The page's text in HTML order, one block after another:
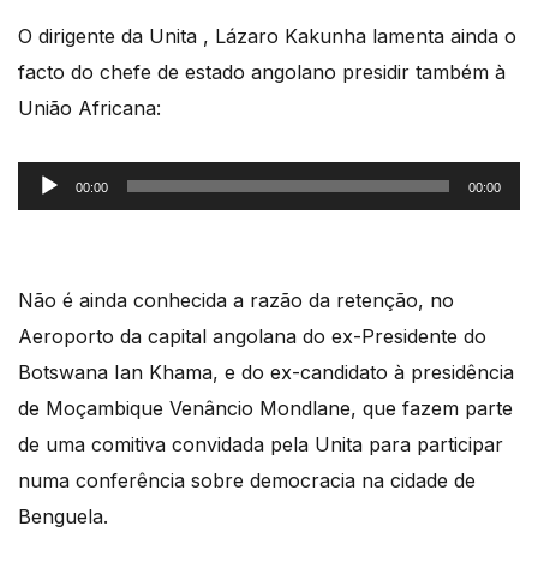
O dirigente da Unita , Lázaro Kakunha lamenta ainda o
facto do chefe de estado angolano presidir também à
União Africana:
Reprodutor
de
00:00 00:00
Não é ainda conhecida a razão da retenção, no
Aeroporto da capital angolana do ex-Presidente do
Botswana Ian Khama, e do ex-candidato à presidência
de Moçambique Venâncio Mondlane, que fazem parte
de uma comitiva convidada pela Unita para participar
numa conferência sobre democracia na cidade de
Benguela.